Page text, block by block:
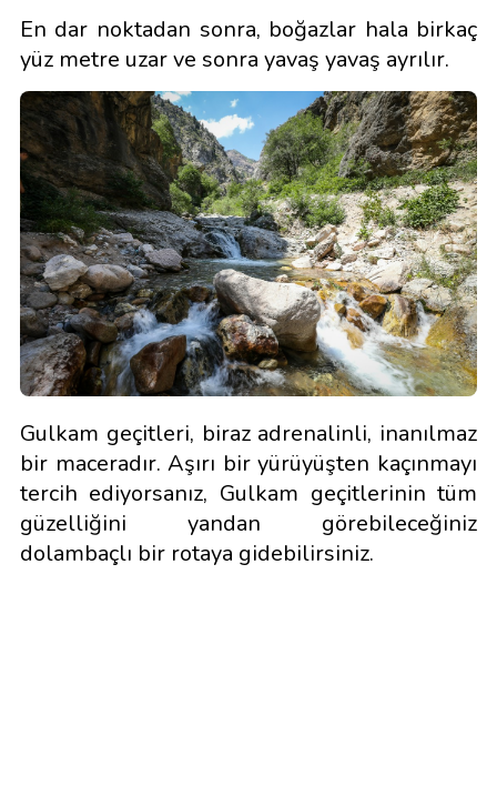
En dar noktadan sonra, boğazlar hala birkaç
yüz metre uzar ve sonra yavaş yavaş ayrılır.
Gulkam geçitleri, biraz adrenalinli, inanılmaz
bir maceradır. Aşırı bir yürüyüşten kaçınmayı
tercih ediyorsanız, Gulkam geçitlerinin tüm
güzelliğini yandan görebileceğiniz
dolambaçlı bir rotaya gidebilirsiniz.